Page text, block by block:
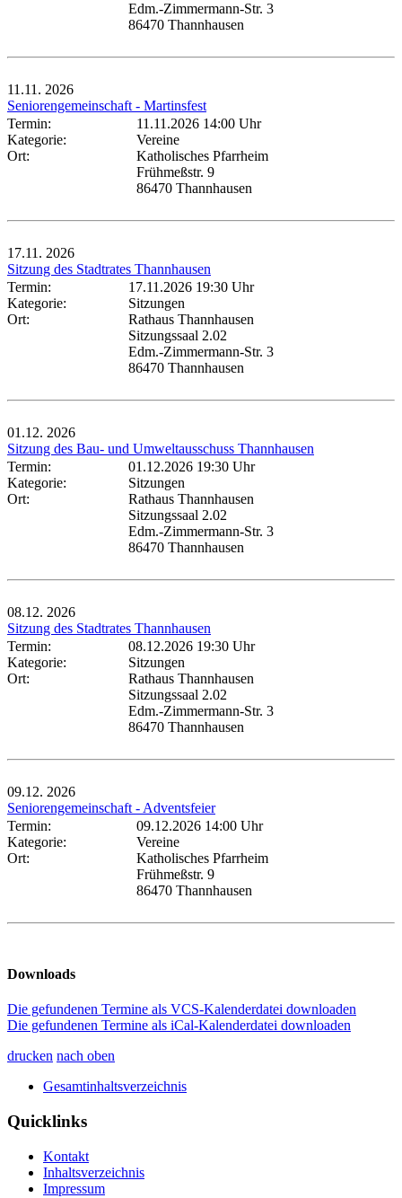
Edm.-Zimmermann-Str. 3
86470 Thannhausen
11.11. 2026
Seniorengemeinschaft - Martinsfest
Termin:
11.11.2026 14:00 Uhr
Kategorie:
Vereine
Ort:
Katholisches Pfarrheim
Frühmeßstr. 9
86470 Thannhausen
17.11. 2026
Sitzung des Stadtrates Thannhausen
Termin:
17.11.2026 19:30 Uhr
Kategorie:
Sitzungen
Ort:
Rathaus Thannhausen
Sitzungssaal 2.02
Edm.-Zimmermann-Str. 3
86470 Thannhausen
01.12. 2026
Sitzung des Bau- und Umweltausschuss Thannhausen
Termin:
01.12.2026 19:30 Uhr
Kategorie:
Sitzungen
Ort:
Rathaus Thannhausen
Sitzungssaal 2.02
Edm.-Zimmermann-Str. 3
86470 Thannhausen
08.12. 2026
Sitzung des Stadtrates Thannhausen
Termin:
08.12.2026 19:30 Uhr
Kategorie:
Sitzungen
Ort:
Rathaus Thannhausen
Sitzungssaal 2.02
Edm.-Zimmermann-Str. 3
86470 Thannhausen
09.12. 2026
Seniorengemeinschaft - Adventsfeier
Termin:
09.12.2026 14:00 Uhr
Kategorie:
Vereine
Ort:
Katholisches Pfarrheim
Frühmeßstr. 9
86470 Thannhausen
Downloads
Die gefundenen Termine als VCS-Kalenderdatei downloaden
Die gefundenen Termine als iCal-Kalenderdatei downloaden
drucken nach oben
Gesamtinhaltsverzeichnis
Quicklinks
Kontakt
Inhaltsverzeichnis
Impressum